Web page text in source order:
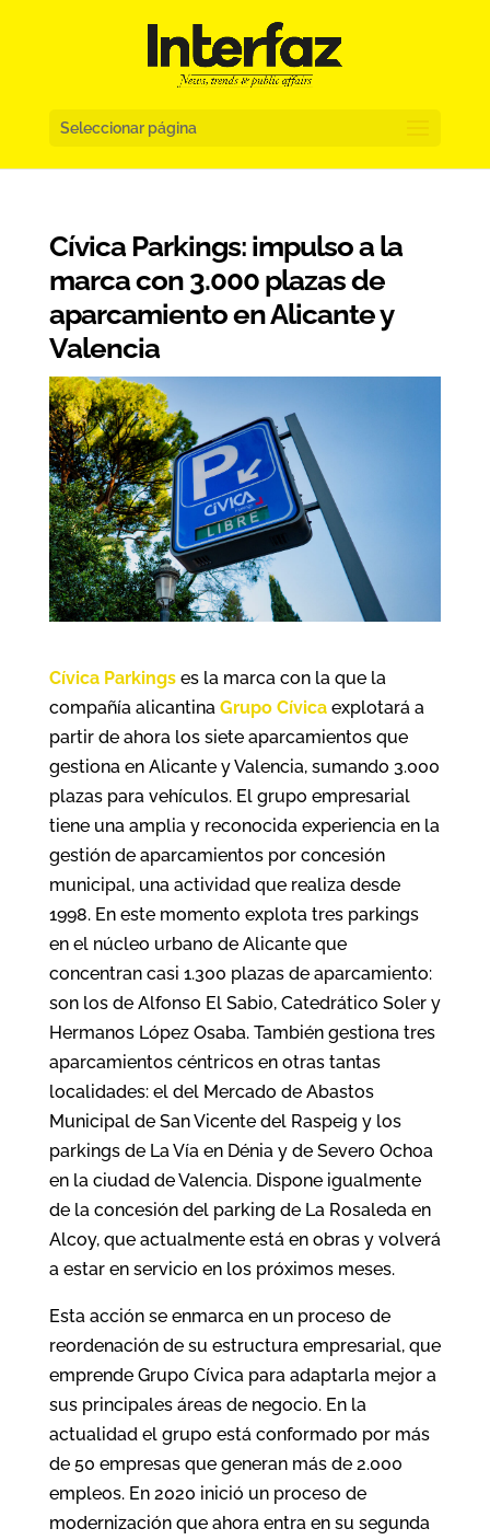
Seleccionar página
Cívica Parkings: impulso a la
marca con 3.000 plazas de
aparcamiento en Alicante y
Valencia
Cívica Parkingses la marca con la que la
compañía alicantina Grupo Cívicaexplotará a
partir de ahora los siete aparcamientos que
gestiona en Alicante y Valencia, sumando 3.000
plazas para vehículos. El grupo empresarial
tiene una amplia y reconocida experiencia en la
gestión de aparcamientos por concesión
municipal, una actividad que realiza desde
1998. En este momento explota tres parkings
en el núcleo urbano de Alicante que
concentran casi 1.300 plazas de aparcamiento:
son los de Alfonso El Sabio, Catedrático Soler y
Hermanos López Osaba. También gestiona tres
aparcamientos céntricos en otras tantas
localidades: el del Mercado de Abastos
Municipal de San Vicente del Raspeig y los
parkings de La Vía en Dénia y de Severo Ochoa
en la ciudad de Valencia. Dispone igualmente
de la concesión del parking de La Rosaleda en
Alcoy, que actualmente está en obras y volverá
a estar en servicio en los próximos meses.
Esta acción se enmarca en un proceso de
reordenación de su estructura empresarial, que
emprende Grupo Cívica para adaptarla mejor a
sus principales áreas de negocio. En la
actualidad el grupo está conformado por más
de 50 empresas que generan más de 2.000
empleos. En 2020 inició un proceso de
modernización que ahora entra en su segunda